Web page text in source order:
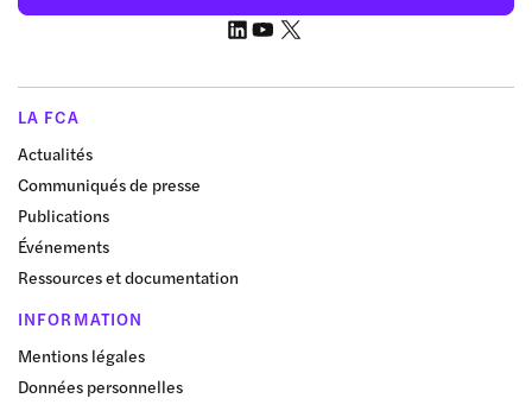
LA FCA
Actualités
Communiqués de presse
Publications
Événements
Ressources et documentation
INFORMATION
Mentions légales
Données personnelles